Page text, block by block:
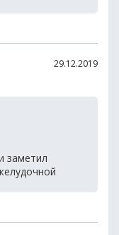
29.12.2019
заметил